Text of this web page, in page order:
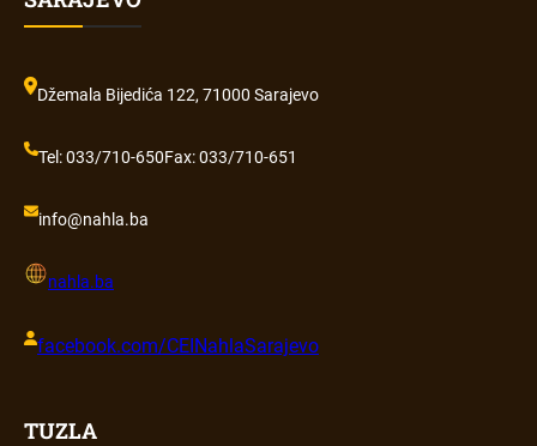
Džemala Bijedića 122, 71000 Sarajevo
Tel: 033/710-650Fax: 033/710-651
info@nahla.ba
nahla.ba
facebook.com/CEINahlaSarajevo
TUZLA